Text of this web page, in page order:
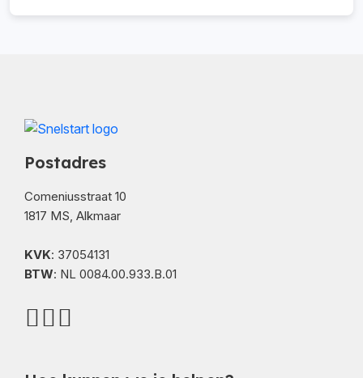
Postadres
Comeniusstraat 10
1817 MS, Alkmaar
KVK: 37054131
BTW: NL 0084.00.933.B.01